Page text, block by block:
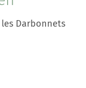
Darbonnets